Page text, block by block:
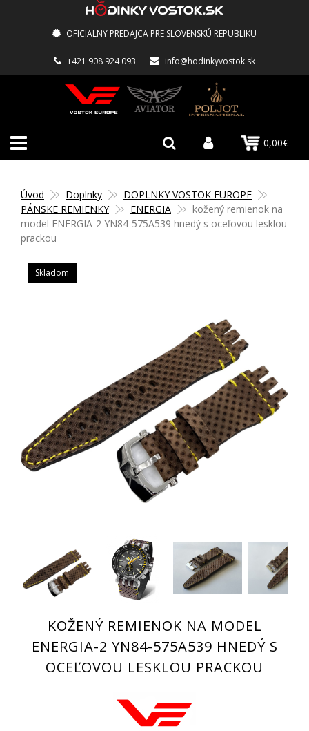
OFICIALNY PREDAJCA PRE SLOVENSKÚ REPUBLIKU
+421 908 924 093 info@hodinkyvostok.sk
0,00€
Úvod Doplnky
DOPLNKY VOSTOK EUROPE
PÁNSKE REMIENKY
ENERGIA
kožený remienok na
model ENERGIA-2 YN84-575A539 hnedý s oceľovou lesklou
prackou
Skladom
KOŽENÝ REMIENOK NA MODEL
ENERGIA-2 YN84-575A539 HNEDÝ S
OCEĽOVOU LESKLOU PRACKOU